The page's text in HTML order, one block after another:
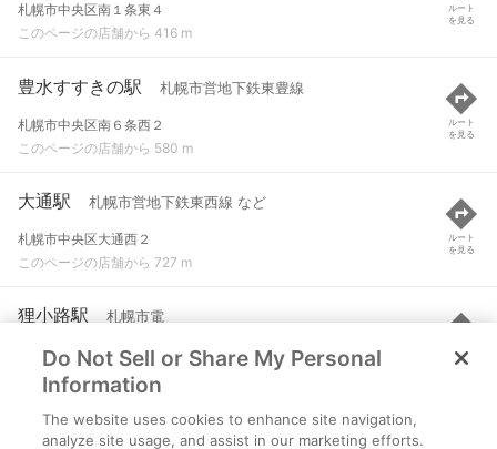
札幌市中央区南１条東４
このページの店舗から 416 m
ルート
を見る
豊水すすきの駅 札幌市営地下鉄東豊線
札幌市中央区南６条西２
このページの店舗から 580 m
ルート
を見る
大通駅 札幌市営地下鉄東西線 など
札幌市中央区大通西２
このページの店舗から 727 m
ルート
を見る
狸小路駅 札幌市電
北海道札幌市中央区
このページの店舗から 802 m
ルート
を見る
すすきの駅 札幌市営地下鉄南北線 など
Do Not Sell or Share My Personal
Information
The website uses cookies to enhance site navigation,
analyze site usage, and assist in our marketing efforts.